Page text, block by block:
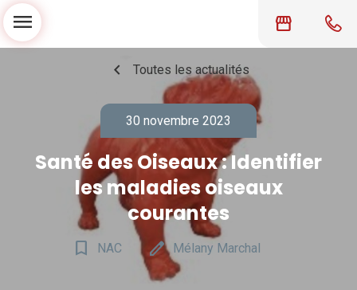
storefront
menu
chevron_left Toutes les actualités
30 novembre 2023
Santé des Oiseaux : Identifier
les maladies oiseaux
courantes
bookmark_border NAC edit Mélany Marchal